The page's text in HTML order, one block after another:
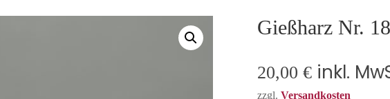
Gießharz Nr. 18
20,00 € inkl.
zzgl. Versandkosten